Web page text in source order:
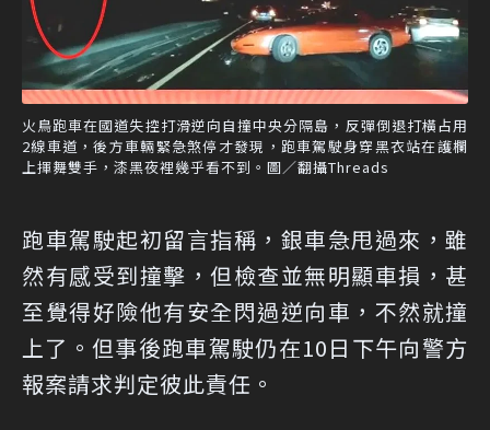
火鳥跑車在國道失控打滑逆向自撞中央分隔島，反彈倒退打橫占用
2線車道，後方車輛緊急煞停才發現，跑車駕駛身穿黑衣站在護欄
上揮舞雙手，漆黑夜裡幾乎看不到。圖／翻攝Threads
跑車駕駛起初留言指稱，銀車急甩過來，雖
然有感受到撞擊，但檢查並無明顯車損，甚
至覺得好險他有安全閃過逆向車，不然就撞
上了。但事後跑車駕駛仍在10日下午向警方
報案請求判定彼此責任。